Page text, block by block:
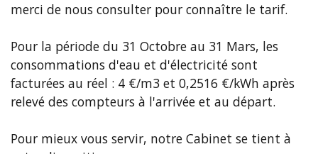
merci de nous consulter pour connaître le tarif.
Pour la période du 31 Octobre au 31 Mars, les
consommations d'eau et d'électricité sont
facturées au réel : 4 €/m3 et 0,2516 €/kWh après
relevé des compteurs à l'arrivée et au départ.
Pour mieux vous servir, notre Cabinet se tient à